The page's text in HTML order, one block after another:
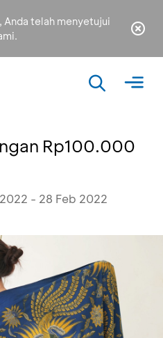
Anda telah menyetujui
Rp100.000
- 28 Feb 2022